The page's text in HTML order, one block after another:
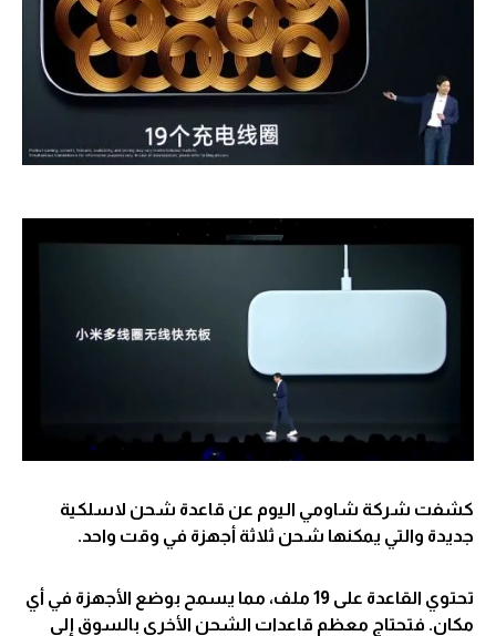
كشفت شركة شاومي اليوم عن قاعدة شحن لاسلكية
جديدة والتي يمكنها شحن ثلاثة أجهزة في وقت واحد.
تحتوي القاعدة على 19 ملف، مما يسمح بوضع الأجهزة في أي
مكان. فتحتاج معظم قاعدات الشحن الأخرى بالسوق إلى